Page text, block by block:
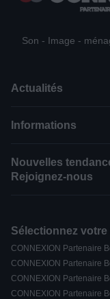
Son - Image -
Actualités
Informations
Nouvelles
Rejoignez-nous
Sélectionnez votre
CONNEXION Partenaire
CONNEXION Partenaire
CONNEXION Partenaire
CONNEXION Partenaire